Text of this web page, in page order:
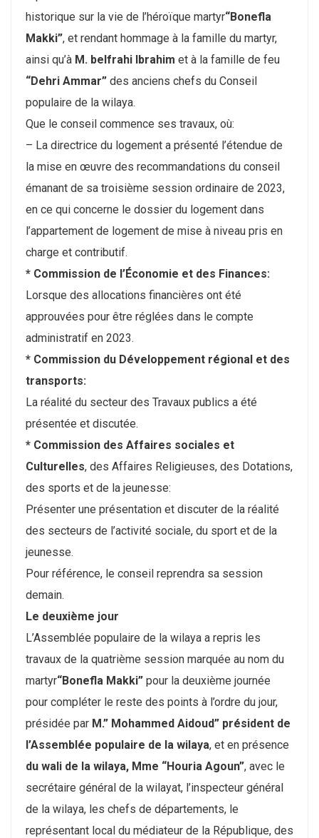
historique sur la vie de l’héroïque martyr“Bonefla
Makki”, et rendant hommage à la famille du martyr,
ainsi qu’à M. belfrahi Ibrahim et à la famille de feu
“Dehri Ammar” des anciens chefs du Conseil
populaire de la wilaya.
Que le conseil commence ses travaux, où:
– La directrice du logement a présenté l’étendue de
la mise en œuvre des recommandations du conseil
émanant de sa troisième session ordinaire de 2023,
en ce qui concerne le dossier du logement dans
l’appartement de logement de mise à niveau pris en
charge et contributif.
* Commission de l’Économie et des Finances:
Lorsque des allocations financières ont été
approuvées pour être réglées dans le compte
administratif en 2023.
* Commission du Développement régional et des
transports:
La réalité du secteur des Travaux publics a été
présentée et discutée.
* Commission des Affaires sociales et
Culturelles, des Affaires Religieuses, des Dotations,
des sports et de la jeunesse:
Présenter une présentation et discuter de la réalité
des secteurs de l’activité sociale, du sport et de la
jeunesse.
Pour référence, le conseil reprendra sa session
demain.
Le deuxième jour
L’Assemblée populaire de la wilaya a repris les
travaux de la quatrième session marquée au nom du
martyr“Bonefla Makki” pour la deuxième journée
pour compléter le reste des points à l’ordre du jour,
présidée par M.” Mohammed Aidoud” président de
l’Assemblée populaire de la wilaya, et en présence
du wali de la wilaya, Mme “Houria Agoun”, avec le
secrétaire général de la wilayat, l’inspecteur général
de la wilaya, les chefs de départements, le
représentant local du médiateur de la République, des